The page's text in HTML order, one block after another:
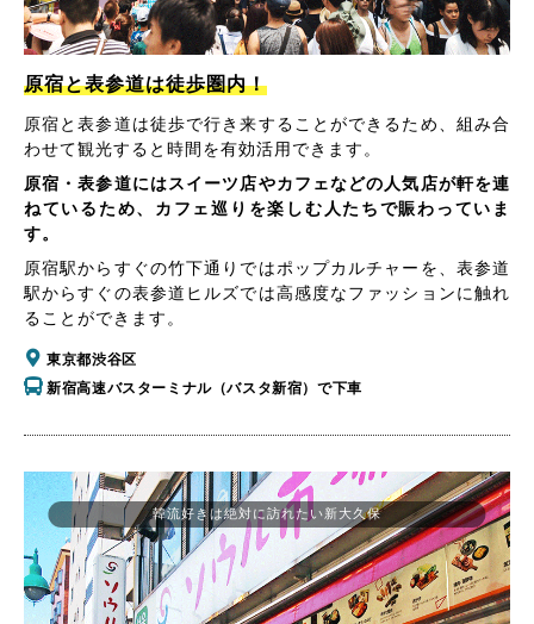
原宿と表参道は徒歩圏内！
原宿と表参道は徒歩で行き来することができるため、組み合
わせて観光すると時間を有効活用できます。
原宿・表参道にはスイーツ店やカフェなどの人気店が軒を連
ねているため、カフェ巡りを楽しむ人たちで賑わっていま
す。
原宿駅からすぐの竹下通りではポップカルチャーを、表参道
駅からすぐの表参道ヒルズでは高感度なファッションに触れ
ることができます。
東京都渋谷区
新宿高速バスターミナル（バスタ新宿）で下車
韓流好きは絶対に訪れたい新大久保